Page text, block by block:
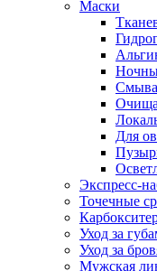
Маски
Для
Экспресс-
Точечные
Уход за
Уход за
Мужская